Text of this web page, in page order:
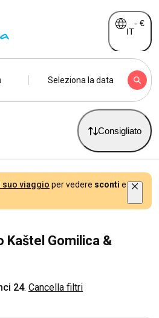
IT
- €
Seleziona la data
Consigliato
suo viaggio per vedere sconti e
Kaštel Gomilica &
24. Cancella filtri